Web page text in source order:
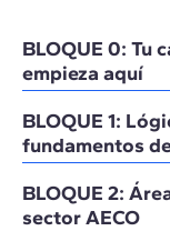
BLOQUE 0: Tu
empieza aquí
BLOQUE 1:
fundamentos
BLOQUE 2:
sector AECO